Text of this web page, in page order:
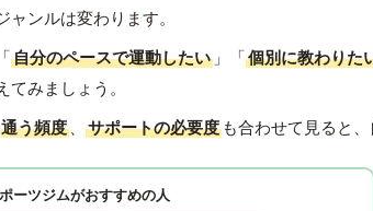
ャンルは変わります。
自分のペースで運動したい 」「個別に教わりた
てみましょう。
通う頻度 、 サポートの必要度 も合わせて見ると
ーツジムがおすすめの人